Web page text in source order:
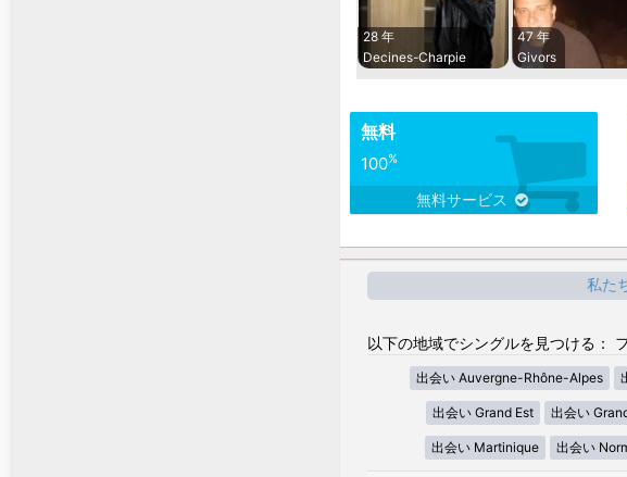
28 年
Decines-Charpie
47 年
Givors
無料
100%
無料サービス
私た
以下の地域でシングルを見つける：
出会い Auvergne-Rhône-Alpes
出会い Grand Est 出会い
出会い Martinique 出会い